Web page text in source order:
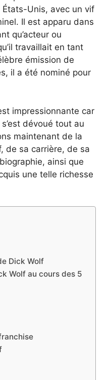
Unis, avec un vif
Il est apparu dans
qu’acteur ou
travaillait en tant
émission de
il a été nominé pour
impressionnante car
dévoué tout au
maintenant de la
de sa carrière, de sa
ainsi que
une telle richesse
Dick Wolf
Wolf au cours des 5